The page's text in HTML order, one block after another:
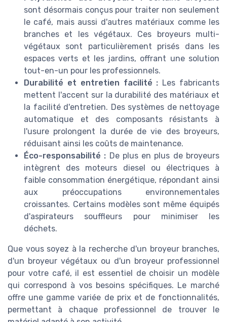
sont désormais conçus pour traiter non seulement
le café, mais aussi d'autres matériaux comme les
branches et les végétaux. Ces broyeurs multi-
végétaux sont particulièrement prisés dans les
espaces verts et les jardins, offrant une solution
tout-en-un pour les professionnels.
Durabilité et entretien facilité : Les fabricants
mettent l'accent sur la durabilité des matériaux et
la facilité d'entretien. Des systèmes de nettoyage
automatique et des composants résistants à
l'usure prolongent la durée de vie des broyeurs,
réduisant ainsi les coûts de maintenance.
Éco-responsabilité : De plus en plus de broyeurs
intègrent des moteurs diesel ou électriques à
faible consommation énergétique, répondant ainsi
aux préoccupations environnementales
croissantes. Certains modèles sont même équipés
d'aspirateurs souffleurs pour minimiser les
déchets.
Que vous soyez à la recherche d'un broyeur branches,
d'un broyeur végétaux ou d'un broyeur professionnel
pour votre café, il est essentiel de choisir un modèle
qui correspond à vos besoins spécifiques. Le marché
offre une gamme variée de prix et de fonctionnalités,
permettant à chaque professionnel de trouver le